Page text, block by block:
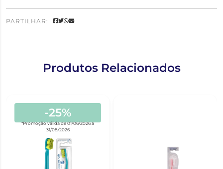
PARTILHAR:
Produtos Relacionados
-25%
*Promoção válida de 01/06/2026 a
31/08/2026